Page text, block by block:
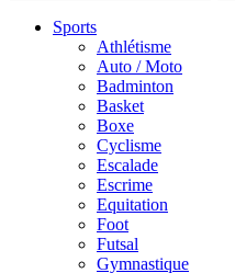
Sports
Athlétisme
Auto / Moto
Badminton
Basket
Boxe
Cyclisme
Escalade
Escrime
Equitation
Foot
Futsal
Gymnastique